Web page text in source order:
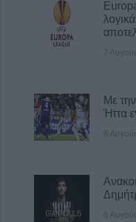
7
Με
Ήττα
6
6